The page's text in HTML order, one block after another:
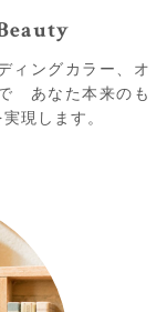
ィングカラー、オ
あなた本来のも
現します。